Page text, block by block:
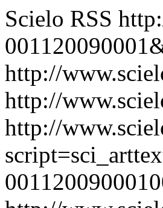
Scielo RSS
http://
http://
http://